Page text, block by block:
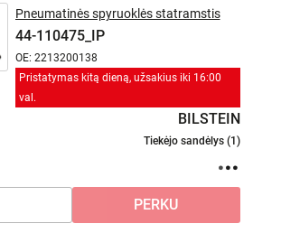
Pristatymas kitą dieną, užsakius iki 16:00
val.
Pneumatinės spyruoklės statramstis
44-110475_IP
OE: 2213200138
BILSTEIN
Tiekėjo sandėlys (1)